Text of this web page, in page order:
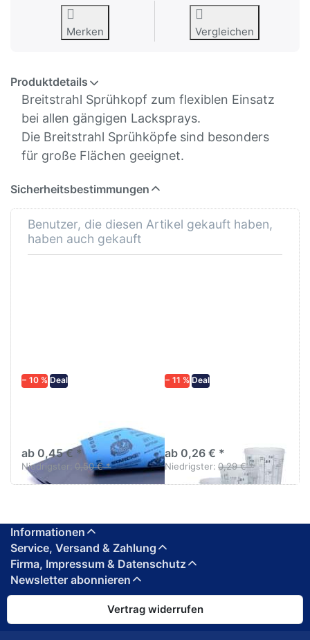
Merken Vergleichen
Produktdetails
Breitstrahl Sprühkopf zum flexiblen Einsatz
bei allen gängigen Lacksprays.
Die Breitstrahl Sprühköpfe sind besonders
für große Flächen geeignet.
Sicherheitsbestimmungen
Benutzer, die diesen Artikel gekauft haben,
haben auch gekauft
− 10 % Deal
diversen Körnungen
ab 0,45 € *
Niedrigster: 0,50 € *
− 11 % Deal
ab 0,26 € *
Niedrigster: 0,29 € *
Informationen
Service, Versand & Zahlung
Firma, Impressum & Datenschutz
Newsletter abonnieren
Vertrag widerrufen